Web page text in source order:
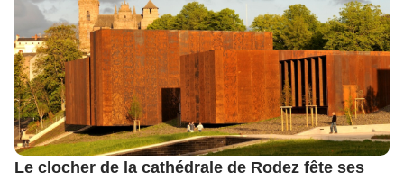
Le clocher de la cathédrale de Rodez fête ses